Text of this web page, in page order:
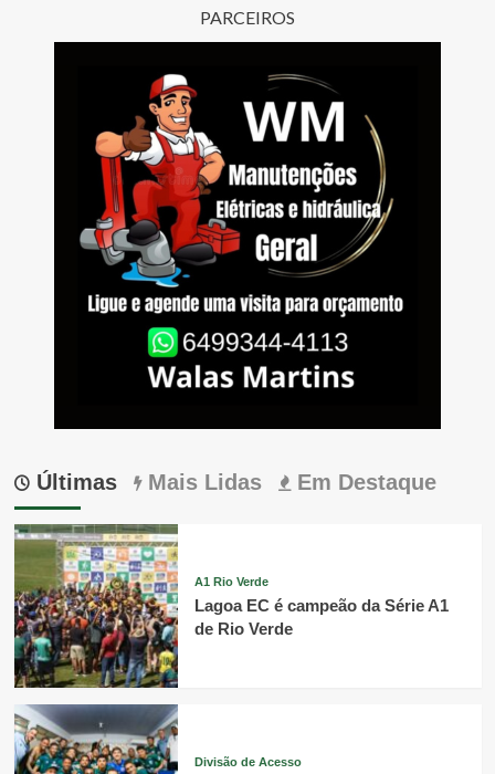
PARCEIROS
Últimas Mais Lidas Em Destaque
A1 Rio Verde
Lagoa EC é campeão da Série A1
de Rio Verde
Divisão de Acesso